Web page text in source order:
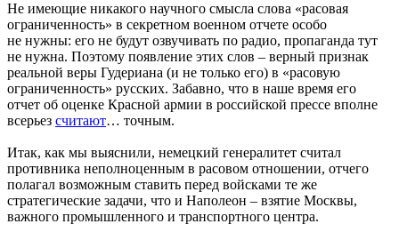
Не имеющие никакого научного смысла слова «расовая
ограниченность» в секретном военном отчете особо
не нужны: его не будут озвучивать по радио, пропаганда тут
не нужна. Поэтому появление этих слов – верный признак
реальной веры Гудериана (и не только его) в «расовую
ограниченность» русских. Забавно, что в наше время его
отчет об оценке Красной армии в российской прессе вполне
всерьез считают… точным.
Итак, как мы выяснили, немецкий генералитет считал
противника неполноценным в расовом отношении, отчего
полагал возможным ставить перед войсками те же
стратегические задачи, что и Наполеон – взятие Москвы,
важного промышленного и транспортного центра.